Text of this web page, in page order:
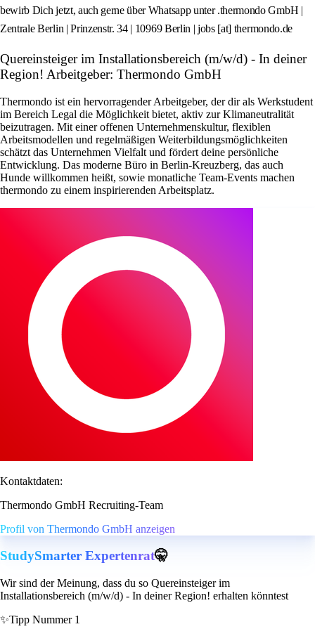
bewirb Dich jetzt, auch gerne über Whatsapp unter .thermondo GmbH |
Zentrale Berlin | Prinzenstr. 34 | 10969 Berlin | jobs [at] thermondo.de
Quereinsteiger im Installationsbereich (m/w/d) - In deiner
Region! Arbeitgeber: Thermondo GmbH
Thermondo ist ein hervorragender Arbeitgeber, der dir als Werkstudent
im Bereich Legal die Möglichkeit bietet, aktiv zur Klimaneutralität
beizutragen. Mit einer offenen Unternehmenskultur, flexiblen
Arbeitsmodellen und regelmäßigen Weiterbildungsmöglichkeiten
schätzt das Unternehmen Vielfalt und fördert deine persönliche
Entwicklung. Das moderne Büro in Berlin-Kreuzberg, das auch
Hunde willkommen heißt, sowie monatliche Team-Events machen
thermondo zu einem inspirierenden Arbeitsplatz.
Kontaktdaten:
Thermondo GmbH Recruiting-Team
Profil von Thermondo GmbH anzeigen
StudySmarter Expertenrat🤫
Wir sind der Meinung, dass du so Quereinsteiger im
Installationsbereich (m/w/d) - In deiner Region! erhalten könntest
✨Tipp Nummer 1